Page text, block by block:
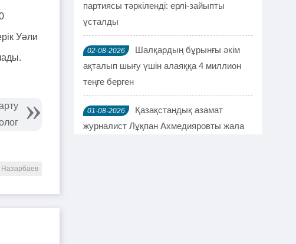
Уәли
Назарбаев
партиясы тәркіленді: ерлі-зайыпты
ұсталды
02-08-2026
Шалқардың бұрынғы әкім
ақталып шығу үшін алаяққа 4 миллион
теңге берген
01-08-2026
Қазақстандық азамат
журналист Лұқпан Ахмедияровты жала